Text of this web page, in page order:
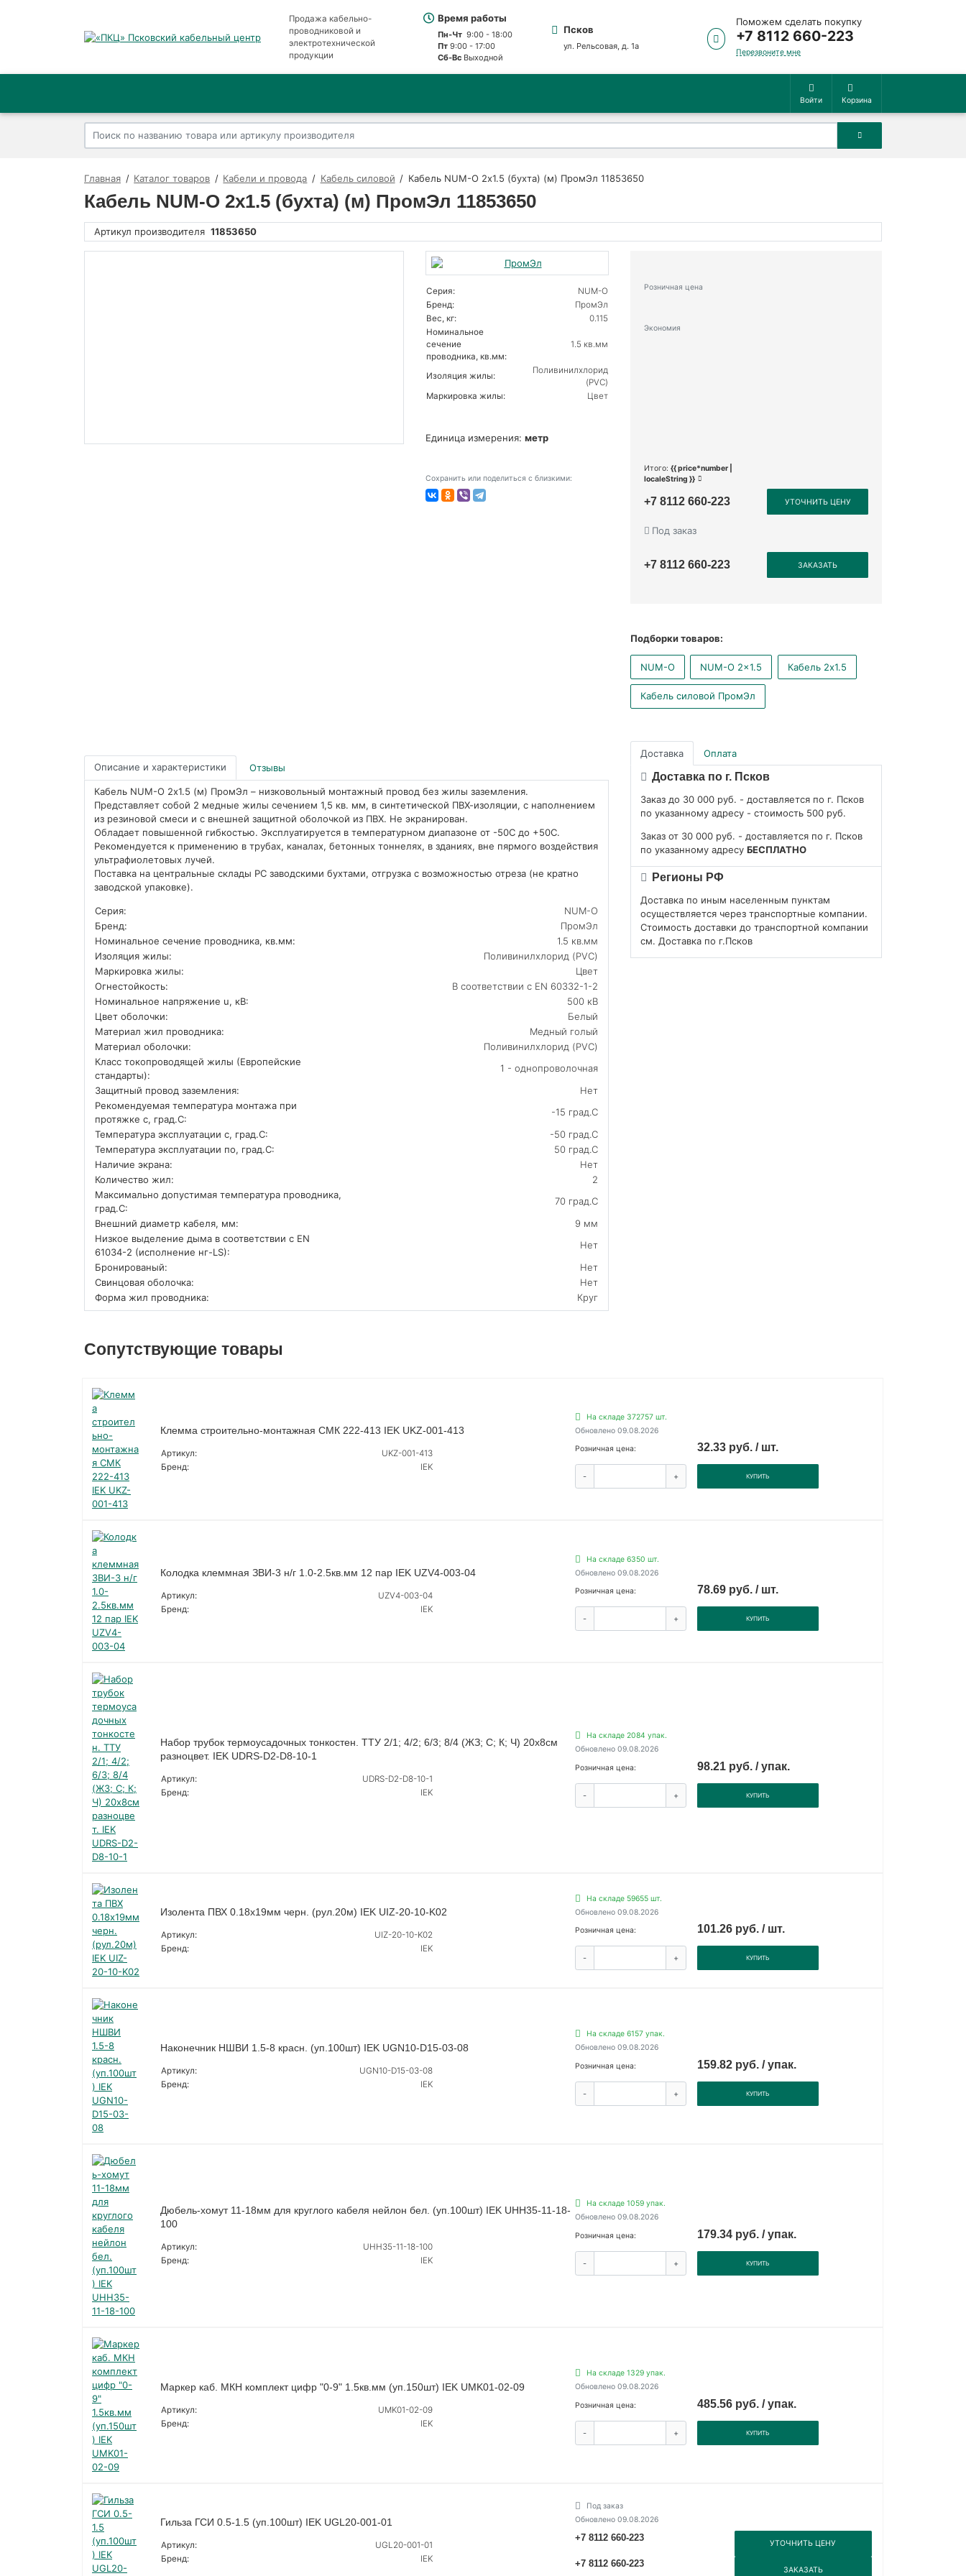
Продажа кабельно-
проводниковой и
электротехнической
продукции
Время работы
Пн-Чт9:00 - 18:00
Пт9:00 - 17:00
Сб-ВсВыходной
Псков
ул. Рельсовая, д. 1а
Поможем сделать покупку
+7 8112 660-223
Перезвоните мне
Войти Корзина
Главная Каталог товаров Кабели и провода Кабель силовой Кабель NUM-O 2х1.5 (бухта) (м) ПромЭл 11853650
Кабель NUM-O 2х1.5 (бухта) (м) ПромЭл 11853650
Артикул производителя 11853650
Серия:
NUM-O
Бренд:
ПромЭл
Вес, кг:
0.115
Номинальное
сечение
проводника, кв.мм:
1.5 кв.мм
Изоляция жилы:
Поливинилхлорид
(PVC)
Маркировка жилы:
Цвет
Единица измерения: метр
Сохранить или поделиться с близкими:
Розничная цена
Экономия
Итого: {{ price*number |
localeString }}
+7 8112 660-223 УТОЧНИТЬ ЦЕНУ
Под заказ
+7 8112 660-223 ЗАКАЗАТЬ
Подборки товаров:
NUM-O NUM-O 2x1.5 Кабель 2x1.5
Кабель силовой ПромЭл
Доставка Оплата
Доставка по г. Псков
Заказ до 30 000 руб. - доставляется по г. Псков
по указанному адресу - стоимость 500 руб.
Заказ от 30 000 руб. - доставляется по г. Псков
по указанному адресу БЕСПЛАТНО
Регионы РФ
Доставка по иным населенным пунктам
осуществляется через транспортные компании.
Стоимость доставки до транспортной компании
см. Доставка по г.Псков
Описание и характеристики Отзывы
Кабель NUM-О 2х1.5 (м) ПромЭл – низковольный монтажный провод без жилы заземления.
Представляет собой 2 медные жилы сечением 1,5 кв. мм, в синтетической ПВХ-изоляции, с наполнением
из резиновой смеси и с внешней защитной оболочкой из ПВХ. Не экранирован.
Обладает повышенной гибкостью. Эксплуатируется в температурном диапазоне от -50С до +50С.
Рекомендуется к применению в трубах, каналах, бетонных тоннелях, в зданиях, вне пярмого воздействия
ультрафиолетовых лучей.
Поставка на центральные склады РС заводскими бухтами, отгрузка с возможностью отреза (не кратно
заводской упаковке).
Серия:
NUM-O
Бренд:
ПромЭл
Номинальное сечение проводника, кв.мм:
1.5 кв.мм
Изоляция жилы:
Поливинилхлорид (PVC)
Маркировка жилы:
Цвет
Огнестойкость:
В соответствии с EN 60332-1-2
Номинальное напряжение u, кВ:
500 кВ
Цвет оболочки:
Белый
Материал жил проводника:
Медный голый
Материал оболочки:
Поливинилхлорид (PVC)
Класс токопроводящей жилы (Европейские
стандарты):
1 - однопроволочная
Защитный провод заземления:
Нет
Рекомендуемая температура монтажа при
протяжке с, град.C:
-15 град.C
Температура эксплуатации с, град.C:
-50 град.C
Температура эксплуатации по, град.C:
50 град.C
Наличие экрана:
Нет
Количество жил:
2
Максимально допустимая температура проводника,
град.C:
70 град.C
Внешний диаметр кабеля, мм:
9 мм
Низкое выделение дыма в соответствии с EN
61034-2 (исполнение нг-LS):
Нет
Бронированый:
Нет
Свинцовая оболочка:
Нет
Форма жил проводника:
Круг
Сопутствующие товары
Клемма строительно-монтажная СМК 222-413 IEK UKZ-001-413
Артикул:
UKZ-001-413
Бренд:
IEK
На складе 372757 шт.
Обновлено 09.08.2026
Розничная цена:
32.33 руб. / шт.
- + КУПИТЬ
Колодка клеммная ЗВИ-3 н/г 1.0-2.5кв.мм 12 пар IEK UZV4-003-04
Артикул:
UZV4-003-04
Бренд:
IEK
На складе 6350 шт.
Обновлено 09.08.2026
Розничная цена:
78.69 руб. / шт.
- + КУПИТЬ
Набор трубок термоусадочных тонкостен. ТТУ 2/1; 4/2; 6/3; 8/4 (ЖЗ; С; К; Ч) 20х8см
разноцвет. IEK UDRS-D2-D8-10-1
Артикул:
UDRS-D2-D8-10-1
Бренд:
IEK
На складе 2084 упак.
Обновлено 09.08.2026
Розничная цена:
98.21 руб. / упак.
- + КУПИТЬ
Изолента ПВХ 0.18х19мм черн. (рул.20м) IEK UIZ-20-10-K02
Артикул:
UIZ-20-10-K02
Бренд:
IEK
На складе 59655 шт.
Обновлено 09.08.2026
Розничная цена:
101.26 руб. / шт.
- + КУПИТЬ
Наконечник НШВИ 1.5-8 красн. (уп.100шт) IEK UGN10-D15-03-08
Артикул:
UGN10-D15-03-08
Бренд:
IEK
На складе 6157 упак.
Обновлено 09.08.2026
Розничная цена:
159.82 руб. / упак.
- + КУПИТЬ
Дюбель-хомут 11-18мм для круглого кабеля нейлон бел. (уп.100шт) IEK UHH35-11-18-
100
Артикул:
UHH35-11-18-100
Бренд:
IEK
На складе 1059 упак.
Обновлено 09.08.2026
Розничная цена:
179.34 руб. / упак.
- + КУПИТЬ
Маркер каб. МКН комплект цифр "0-9" 1.5кв.мм (уп.150шт) IEK UMK01-02-09
Артикул:
UMK01-02-09
Бренд:
IEK
На складе 1329 упак.
Обновлено 09.08.2026
Розничная цена:
485.56 руб. / упак.
- + КУПИТЬ
Гильза ГСИ 0.5-1.5 (уп.100шт) IEK UGL20-001-01
Артикул:
UGL20-001-01
Бренд:
IEK
Под заказ
Обновлено 09.08.2026
+7 8112 660-223
УТОЧНИТЬ ЦЕНУ
+7 8112 660-223
ЗАКАЗАТЬ